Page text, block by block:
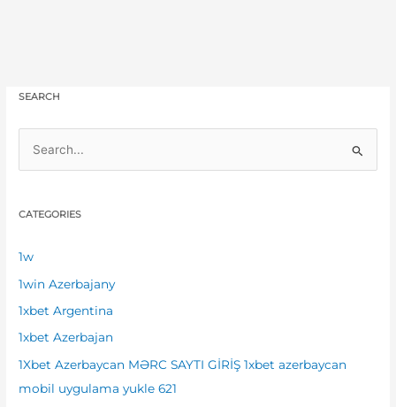
SEARCH
o
r
:
CATEGORIES
1w
1win Azerbajany
1xbet Argentina
1xbet Azerbajan
1Xbet Azerbaycan MƏRC SAYTI GİRİŞ 1xbet azerbaycan
mobil uygulama yukle 621